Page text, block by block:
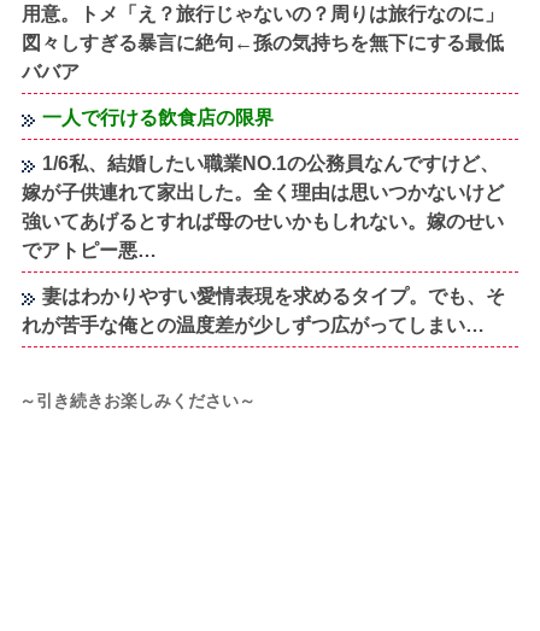
用意。トメ「え？旅行じゃないの？周りは旅行なのに」
図々しすぎる暴言に絶句←孫の気持ちを無下にする最低
ババア
一人で行ける飲食店の限界
1/6私、結婚したい職業NO.1の公務員なんですけど、
嫁が子供連れて家出した。全く理由は思いつかないけど
強いてあげるとすれば母のせいかもしれない。嫁のせい
でアトピー悪…
妻はわかりやすい愛情表現を求めるタイプ。でも、そ
れが苦手な俺との温度差が少しずつ広がってしまい…
～引き続きお楽しみください～